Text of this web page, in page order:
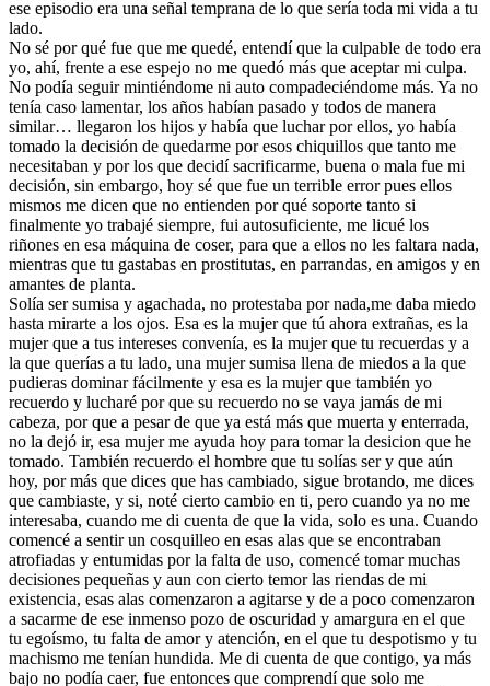
ese episodio era una señal temprana de lo que sería toda mi vida a tu
lado.
No sé por qué fue que me quedé, entendí que la culpable de todo era
yo, ahí, frente a ese espejo no me quedó más que aceptar mi culpa.
No podía seguir mintiéndome ni auto compadeciéndome más. Ya no
tenía caso lamentar, los años habían pasado y todos de manera
similar… llegaron los hijos y había que luchar por ellos, yo había
tomado la decisión de quedarme por esos chiquillos que tanto me
necesitaban y por los que decidí sacrificarme, buena o mala fue mi
decisión, sin embargo, hoy sé que fue un terrible error pues ellos
mismos me dicen que no entienden por qué soporte tanto si
finalmente yo trabajé siempre, fui autosuficiente, me licué los
riñones en esa máquina de coser, para que a ellos no les faltara nada,
mientras que tu gastabas en prostitutas, en parrandas, en amigos y en
amantes de planta.
Solía ser sumisa y agachada, no protestaba por nada,me daba miedo
hasta mirarte a los ojos. Esa es la mujer que tú ahora extrañas, es la
mujer que a tus intereses convenía, es la mujer que tu recuerdas y a
la que querías a tu lado, una mujer sumisa llena de miedos a la que
pudieras dominar fácilmente y esa es la mujer que también yo
recuerdo y lucharé por que su recuerdo no se vaya jamás de mi
cabeza, por que a pesar de que ya está más que muerta y enterrada,
no la dejó ir, esa mujer me ayuda hoy para tomar la desicion que he
tomado. También recuerdo el hombre que tu solías ser y que aún
hoy, por más que dices que has cambiado, sigue brotando, me dices
que cambiaste, y si, noté cierto cambio en ti, pero cuando ya no me
interesaba, cuando me di cuenta de que la vida, solo es una. Cuando
comencé a sentir un cosquilleo en esas alas que se encontraban
atrofiadas y entumidas por la falta de uso, comencé tomar muchas
decisiones pequeñas y aun con cierto temor las riendas de mi
existencia, esas alas comenzaron a agitarse y de a poco comenzaron
a sacarme de ese inmenso pozo de oscuridad y amargura en el que
tu egoísmo, tu falta de amor y atención, en el que tu despotismo y tu
machismo me tenían hundida. Me di cuenta de que contigo, ya más
bajo no podía caer, fue entonces que comprendí que solo me